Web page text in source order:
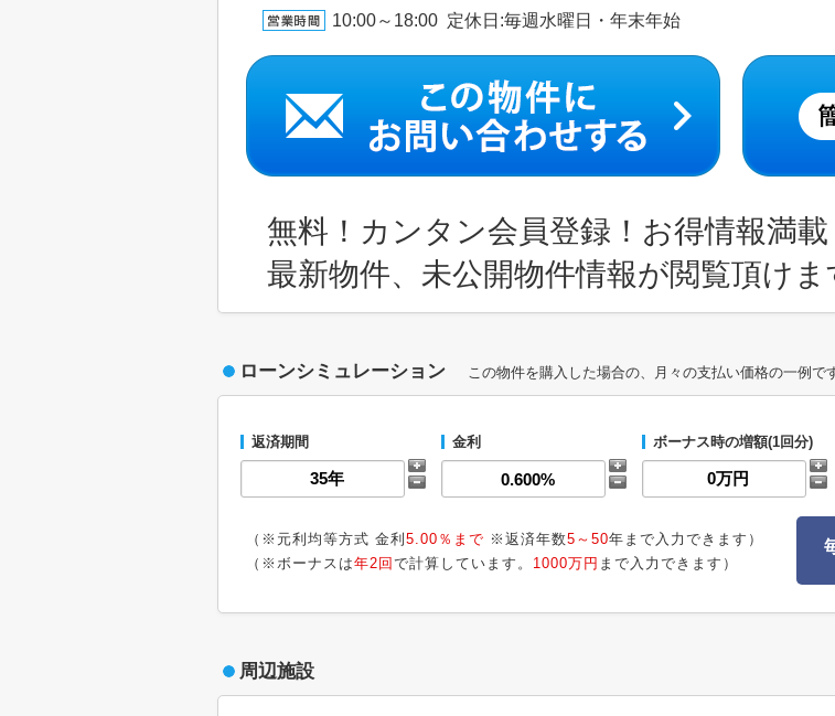
10:00～18:00 定休日:毎週水曜日・年末年始
無料！カンタン会員登録！お得情報満載
最新物件、未公開物件情報が閲覧頂けま
ローンシミュレーション この物件を購入した場合の、月々の支払い価格の一例で
返済期間 金利 ボーナス時の増額(1回分)
（※元利均等方式 金利 5.00％まで ※返済年数5～50年まで入力できます）
（※ボーナスは年2回 で計算しています。 1000万円 まで入力できます）
周辺施設